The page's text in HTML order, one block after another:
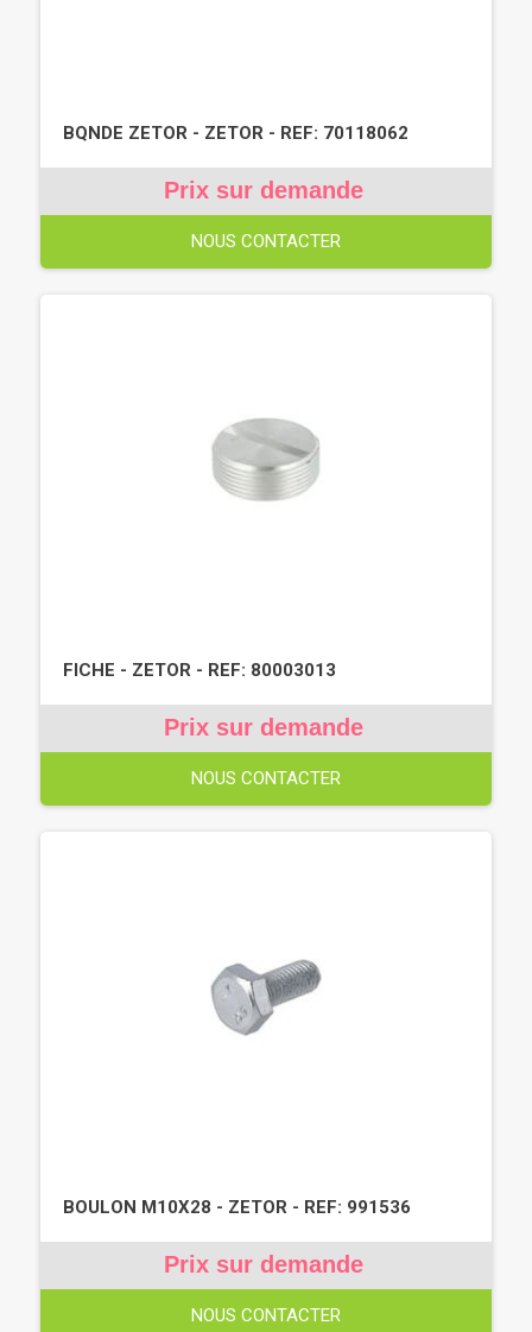
BQNDE ZETOR - ZETOR - REF: 70118062
Prix sur demande
NOUS CONTACTER
FICHE - ZETOR - REF: 80003013
Prix sur demande
NOUS CONTACTER
BOULON M10X28 - ZETOR - REF: 991536
Prix sur demande
NOUS CONTACTER